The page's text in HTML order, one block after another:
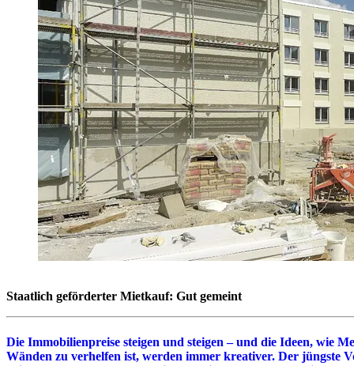
Staatlich geförderter Mietkauf: Gut gemeint
Die Immobilienpreise steigen und steigen – und die Ideen, wie
Wänden zu verhelfen ist, werden immer kreativer. Der jüngste